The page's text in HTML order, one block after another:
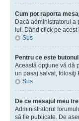
Cum pot raporta
Dacă administratorul a
lui. Dând click pe
Sus
Pentru ce este
Această opţiune vă dă
un pasaj salvat, folosiţi
Sus
De ce mesajul meu
Administratorul
să fie publicate. De